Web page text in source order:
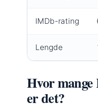
IMDb-rating
Lengde
Hvor
er det?